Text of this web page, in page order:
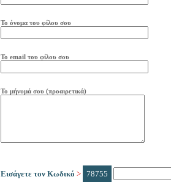
Το όνομα του φίλου σου
Το email του φίλου σου
Το μήνυμά σου (προαιρετικά)
Εισάγετε τον Κωδικό > 78755